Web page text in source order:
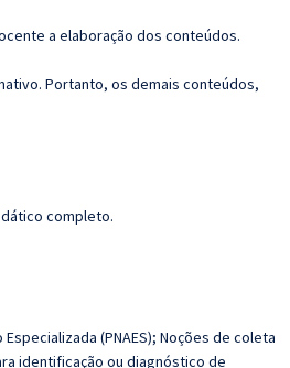
a elaboração dos conteúdos.
Portanto, os demais conteúdos,
completo.
(PNAES); Noções de coleta
identificação ou diagnóstico de